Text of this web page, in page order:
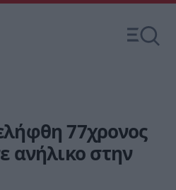
77χρονος
ανήλικο στην